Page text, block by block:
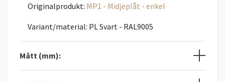
Originalprodukt: MP1 - Midjeplåt - enkel
Variant/material: PL Svart - RAL9005
Mått (mm):